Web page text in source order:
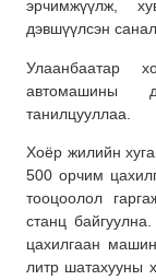
эрчимжүүлж,
дэвшүүлсэн
Улаанбаатар
автомашины
танилцууллаа.
Хоёр жилийн
500 орчим
тооцоолол
станц
цахилгаан
литр шатахууны